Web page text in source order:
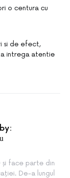
o centura cu
si de efect,
intrega atentie
și face parte din
De-a lungul